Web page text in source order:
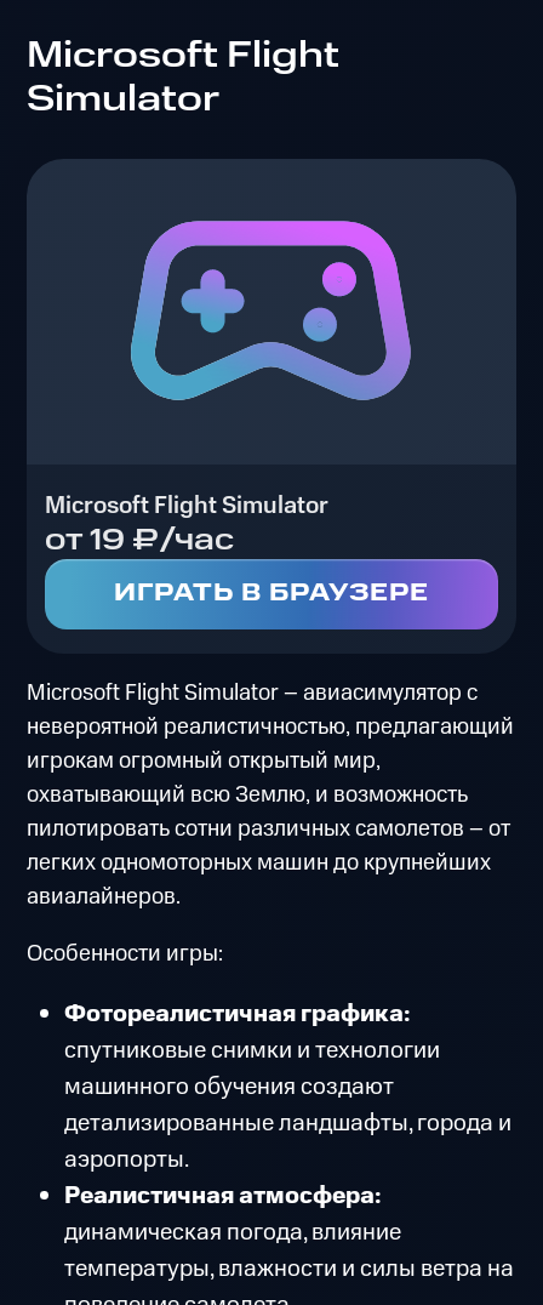
Microsoft Flight
Simulator
Microsoft Flight Simulator
от 19 ₽/час
ИГРАТЬ В БРАУЗЕРЕ
Microsoft Flight Simulator – авиасимулятор с
невероятной реалистичностью, предлагающий
игрокам огромный открытый мир,
охватывающий всю Землю, и возможность
пилотировать сотни различных самолетов – от
легких одномоторных машин до крупнейших
авиалайнеров.
Особенности игры:
Фотореалистичная графика:
спутниковые снимки и технологии
машинного обучения создают
детализированные ландшафты, города и
аэропорты.
Реалистичная атмосфера:
динамическая погода, влияние
температуры, влажности и силы ветра на